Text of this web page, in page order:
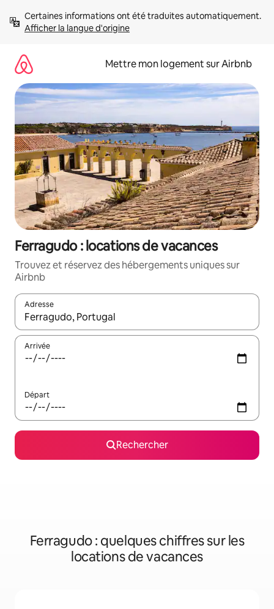
directement
Afficher la langue d'origine
Mettre mon logement sur Airbnb
Ferragudo : locations de vacances
Trouvez et réservez des hébergements uniques sur
Airbnb
Adresse
Lorsque les résultats s'affichent, utilisez les flèches vers le
Arrivée
Départ
Rechercher
Ferragudo : quelques chiffres sur les
locations de vacances